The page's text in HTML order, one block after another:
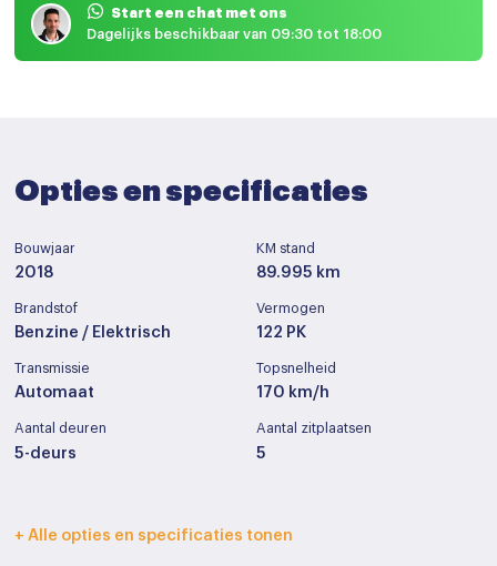
Start een chat met ons
Dagelijks beschikbaar van 09:30 tot 18:00
Opties en specificaties
Bouwjaar
2018
KM stand
89.995 km
Brandstof
Benzine / Elektrisch
Vermogen
122 PK
Transmissie
Automaat
Topsnelheid
170 km/h
Aantal deuren
5-deurs
Aantal zitplaatsen
5
Interieurkleur
+ Alle opties en specificaties tonen